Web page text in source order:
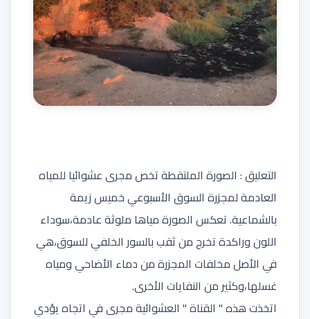
التعليق : الصورة الملتقطة تخص مجرى عشوائيا للمياه
العادمة لمجزرة السوق الأسبوعي خميس زيمة
بالشماعية. تعكس الصورة مياها ملوثة عادمة،سوداء
اللون وراكدة تخرج من ثقب بالسور الخلفي للسوق،هي
في الأصل مخلفات المجزرة من دماء الأضاحي ومياه
غسلها،وكثير من النفايات الأخرى.
اتخذت هذه " القناة " العشوائية مجرى في اتجاه يؤدي